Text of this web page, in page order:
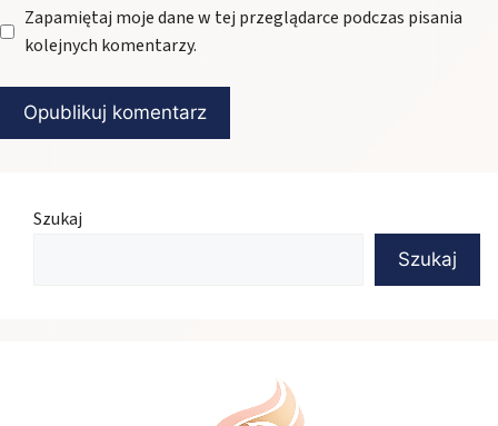
Zapamiętaj moje dane w tej przeglądarce podczas pisania
kolejnych komentarzy.
Szukaj
Szukaj